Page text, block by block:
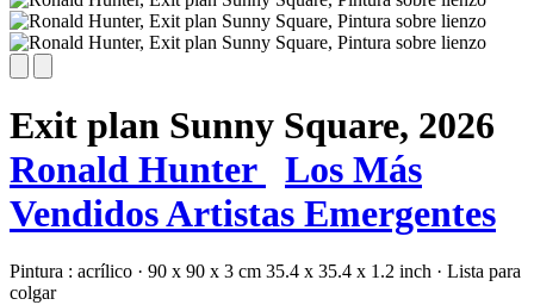
Exit plan Sunny Square, 2026
Ronald Hunter
Los Más
VendidosArtistas Emergentes
Pintura : acrílico · 90 x 90 x 3 cm 35.4 x 35.4 x 1.2 inch · Lista para
colgar